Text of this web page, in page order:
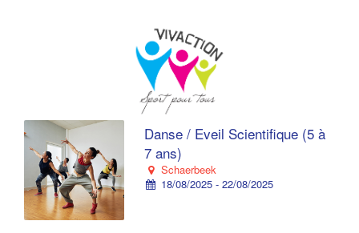
Danse / Eveil Scientifique (5 à
7 ans)
Schaerbeek
18/08/2025 - 22/08/2025